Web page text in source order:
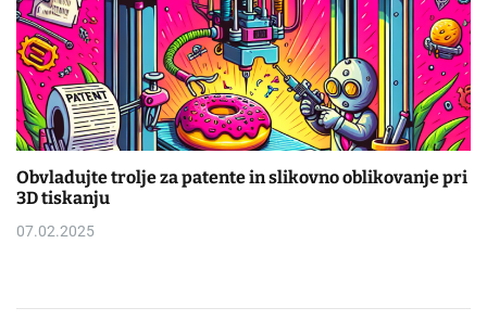
Obvladujte trolje za patente in slikovno oblikovanje pri
3D tiskanju
07.02.2025